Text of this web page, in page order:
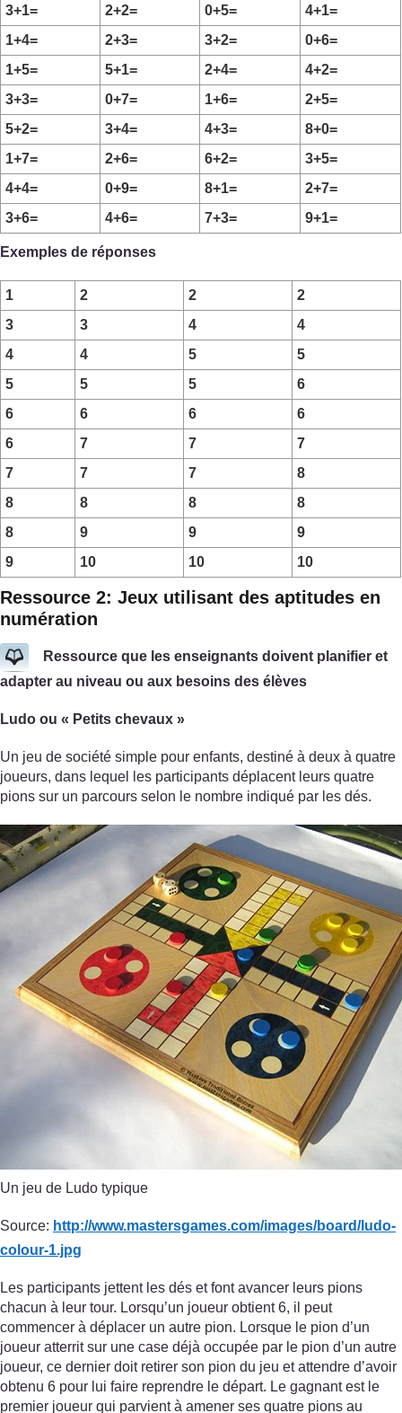
3+1= 2+2= 0+5=
4+1=
1+4=
2+3= 3+2=
0+6=
1+5=
5+1= 2+4=
4+2=
3+3=
0+7= 1+6=
2+5=
5+2=
3+4= 4+3=
8+0=
1+7=
2+6= 6+2=
3+5=
4+4=
0+9= 8+1=
2+7=
3+6=
4+6= 7+3= 9+1=
Exemples de réponses
1 2 2
2
3
3 4
4
4
4 5
5
5
5 5
6
6
6 6
6
6
7 7
7
7
7 7
8
8
8 8
8
8
9 9
9
9
10 10 10
Ressource 2: Jeux utilisant des aptitudes en
numération
Ressource que les enseignants doivent planifier et
adapter au niveau ou aux besoins des élèves
Ludo ou « Petits chevaux »
Un jeu de société simple pour enfants, destiné à deux à quatre
joueurs, dans lequel les participants déplacent leurs quatre
pions sur un parcours selon le nombre indiqué par les dés.
Un jeu de Ludo typique
Source: http://www.mastersgames.com/images/board/ludo-
colour-1.jpg
Les participants jettent les dés et font avancer leurs pions
chacun à leur tour. Lorsqu’un joueur obtient 6, il peut
commencer à déplacer un autre pion. Lorsque le pion d’un
joueur atterrit sur une case déjà occupée par le pion d’un autre
joueur, ce dernier doit retirer son pion du jeu et attendre d’avoir
obtenu 6 pour lui faire reprendre le départ. Le gagnant est le
premier joueur qui parvient à amener ses quatre pions au